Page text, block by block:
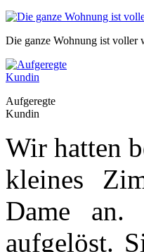
Die ganze Wohnung ist voller
Aufgeregte
Kundin
Wir hatten
kleines
Dame
aufgelöst.